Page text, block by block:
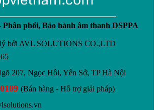
Phân phối, Bảo hành âm thanh DSPPA
lý bởi AVL SOLUTIONS CO.,LTD
207, Ngọc Hồi, Yên Sở, TP Hà Nội
(Bán hàng - Hỗ trợ giải pháp)